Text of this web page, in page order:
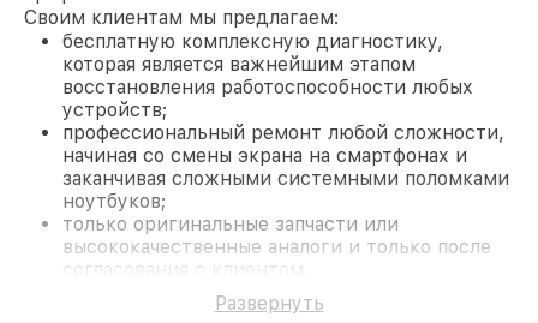
Своим клиентам мы предлагаем:
бесплатную комплексную диагностику,
которая является важнейшим этапом
восстановления работоспособности любых
устройств;
профессиональный ремонт любой сложности,
начиная со смены экрана на смартфонах и
заканчивая сложными системными поломками
ноутбуков;
только оригинальные запчасти или
высококачественные аналоги и только после
согласования с клиентом.
На все работы и замененные комплектующие
предоставляется длительная гарантия. В случае
Развернуть